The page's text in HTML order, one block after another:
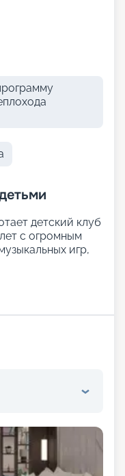
детский клуб
с огромным
игр,